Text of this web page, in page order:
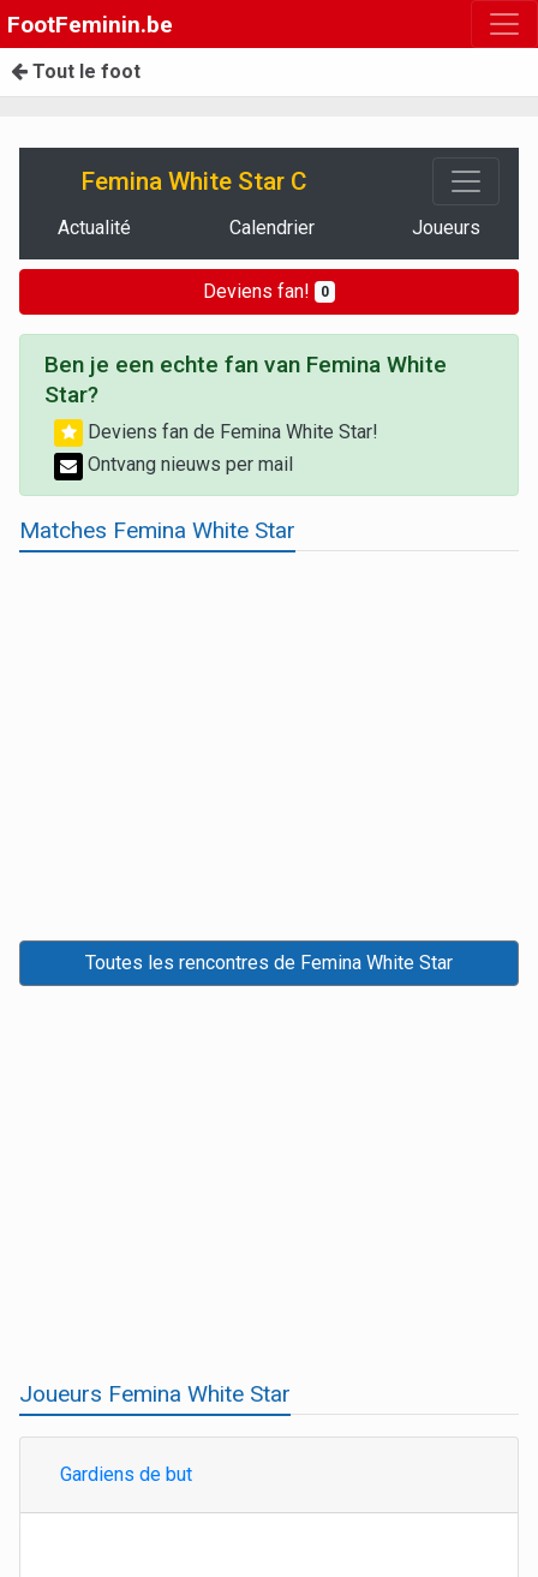
FootFeminin.be
Tout le foot
Femina White Star C
Actualité Calendrier Joueurs
Deviens fan! 0
Ben je een echte fan van Femina White
Star?
Deviens fan de Femina White Star!
Ontvang nieuws per mail
Matches Femina White Star
Toutes les rencontres de Femina White Star
Joueurs Femina White Star
Gardiens de but